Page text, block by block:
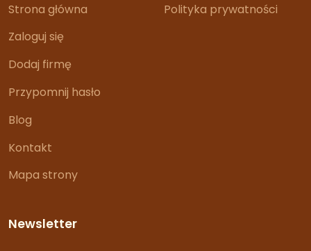
Strona główna
Zaloguj się
Dodaj firmę
Przypomnij hasło
Blog
Kontakt
Mapa strony
Polityka prywatności
Newsletter